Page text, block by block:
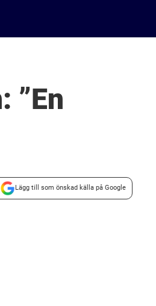
”En
Lägg till som önskad källa på Google